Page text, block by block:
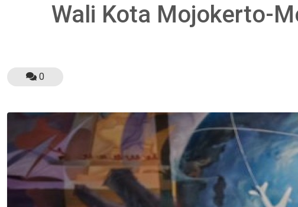
Wali Kota Mojokerto-
0